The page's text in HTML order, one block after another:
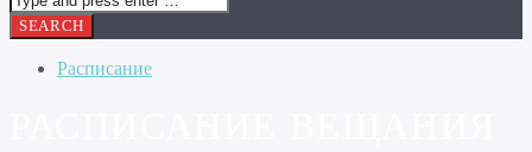
Расписание